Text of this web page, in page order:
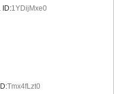
ID:1YDijMxe0
ID:Tmx4fLzt0